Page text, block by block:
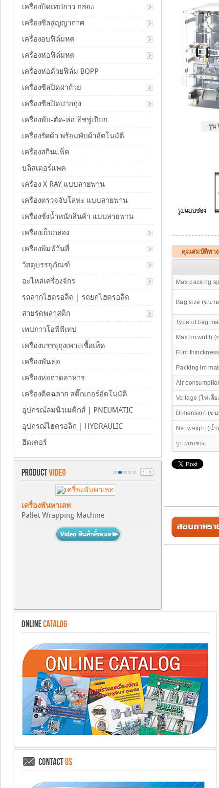
รุ่น
คุณสมบัติทาง
Max packing
Bag size (ขนา
Type of bag
Max lm width
Film
Packing lm
Air
Voltage (ไฟเลี้ย
Dimension (ข
Net weight (น้ำ
รูปแบบซอง
สอบถามรา
เครื่องปิดเทปกาว กล่อง
เครื่องซีลสูญญากาศ
เครื่องอบฟิล์มหด
เครื่องห่อฟิล์มหด
เครื่องห่อด้วยฟิล์ม BOPP
เครื่องซีลปิดฝาถ้วย
เครื่องซีลปิดปากถุง
เครื่องพับ-ตัด-ห่อ ทิชชู่เปียก
เครื่องรัดผ้า พร้อมพับผ้าอัตโนมัติ
เครื่องสกินแพ็ค
บลิสเตอร์แพค
เครื่อง X-RAY แบบสายพาน
เครื่องตรวจจับโลหะ แบบสายพาน
เครื่องชั่งน้ำหนักสินค้า แบบสายพาน
เครื่องเย็บกล่อง
เครื่องพิมพ์วันที่
วัสดุบรรจุภัณฑ์
อะไหล่เครื่องจักร
รถลากไฮดรอลิค | รถยกไฮดรอลิค
สายรัดพลาสติก
เทปกาวโอพีพีเทป
เครื่องบรรจุถุงเพาะเชื้อเห็ด
เครื่องพันท่อ
เครื่องห่อถาดอาหาร
เครื่องติดฉลาก สติ๊กเกอร์อัตโนมัติ
อุปกรณ์ลมนิวเมติกส์ | PNEUMATIC
อุปกรณ์ไฮดรอลิก | HYDRAULIC
ฮีตเตอร์
PRODUCTVIDEO
เครื่องพันพาเลท
Pallet Wrapping Machine
ONLINECATALOG
CONTACTUS